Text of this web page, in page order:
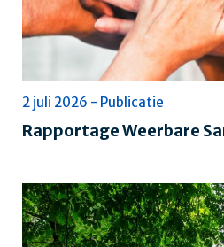
Rapportage Weerbare
2 juli 2026 - Publicatie